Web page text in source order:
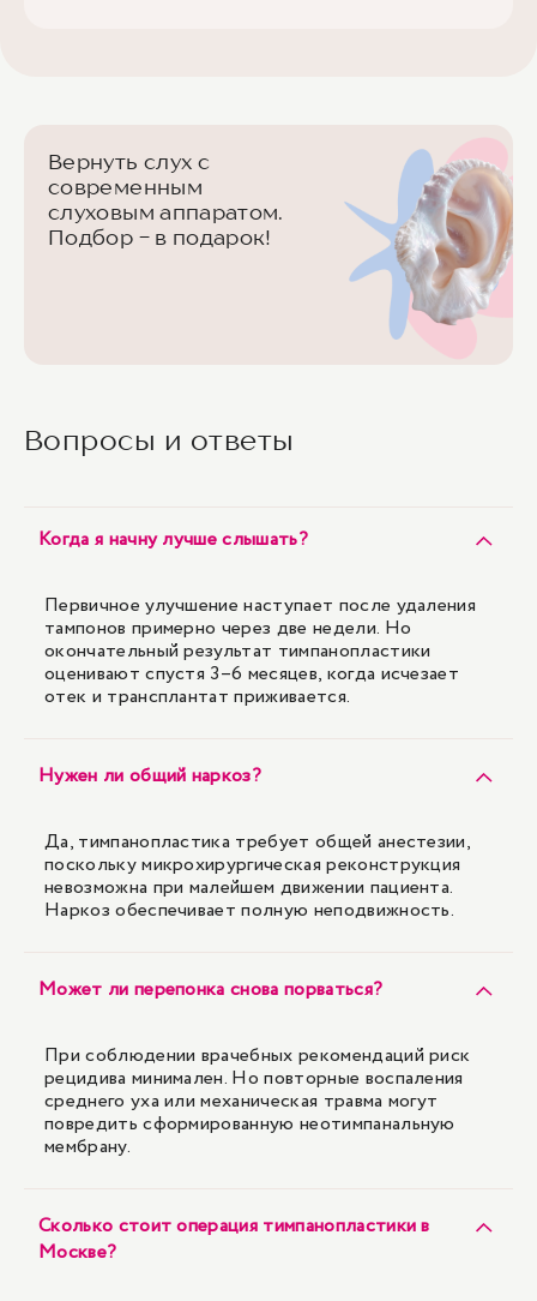
Вернуть слух с
современным
слуховым аппаратом.
Подбор - в подарок!
Вопросы и ответы
Когда я начну лучше слышать?
Первичное улучшение наступает после удаления
тампонов примерно через две недели. Но
окончательный результат тимпанопластики
оценивают спустя 3–6 месяцев, когда исчезает
отек и трансплантат приживается.
Нужен ли общий наркоз?
Да, тимпанопластика требует общей анестезии,
поскольку микрохирургическая реконструкция
невозможна при малейшем движении пациента.
Наркоз обеспечивает полную неподвижность.
Может ли перепонка снова порваться?
При соблюдении врачебных рекомендаций риск
рецидива минимален. Но повторные воспаления
среднего уха или механическая травма могут
повредить сформированную неотимпанальную
мембрану.
Сколько стоит операция тимпанопластики в
Москве?